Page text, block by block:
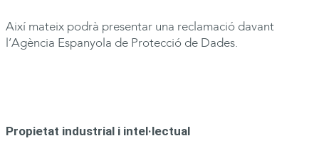
Així mateix podrà presentar una reclamació davant
l’Agència Espanyola de Protecció de Dades.
Propietat industrial i intel·lectual